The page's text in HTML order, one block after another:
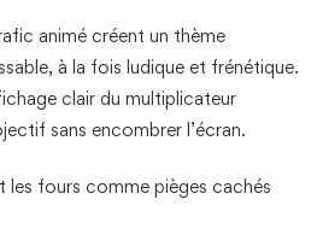
animé créent un thème
à la fois ludique et frénétique.
clair du multiplicateur
sans encombrer l’écran.
les fours comme pièges cachés